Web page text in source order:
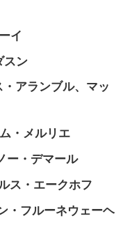
イ
スン
アランブル、マッ
・メルリエ
ー・デマール
ス・エークホフ
フルーネウェーヘ